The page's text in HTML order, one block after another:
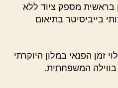
בראשית מספק ציוד ללא
בייביסיטר בתיאום
זמן הפנאי במלון היוקרתי
בווילה המשפחתית.